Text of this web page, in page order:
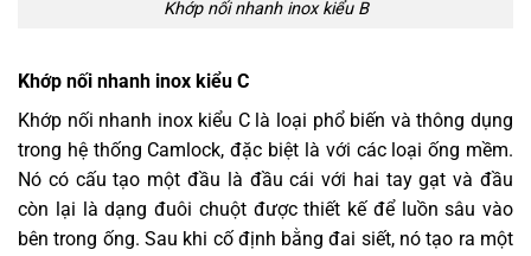
Khớp nối nhanh inox kiểu B
Khớp nối nhanh inox kiểu C
Khớp nối nhanh inox kiểu C là loại phổ biến và thông dụng
trong hệ thống Camlock, đặc biệt là với các loại ống mềm.
Nó có cấu tạo một đầu là đầu cái với hai tay gạt và đầu
còn lại là dạng đuôi chuột được thiết kế để luồn sâu vào
bên trong ống. Sau khi cố định bằng đai siết, nó tạo ra một